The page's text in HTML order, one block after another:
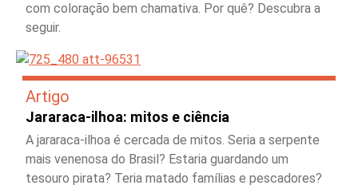
com coloração bem chamativa. Por quê? Descubra a
seguir.
Artigo
Jararaca-ilhoa: mitos e ciência
A jararaca-ilhoa é cercada de mitos. Seria a serpente
mais venenosa do Brasil? Estaria guardando um
tesouro pirata? Teria matado famílias e pescadores?